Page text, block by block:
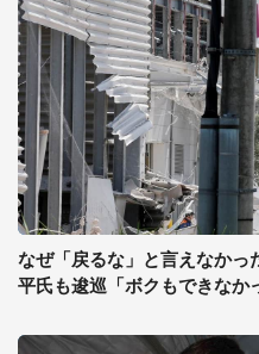
なぜ「戻るな」と言えなかっ
平氏も逡巡「ボクもできなか